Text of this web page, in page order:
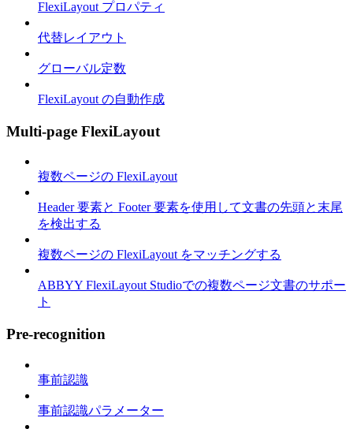
FlexiLayout プロパティ
代替レイアウト
グローバル定数
FlexiLayout の自動作成
Multi-page FlexiLayout
複数ページの FlexiLayout
Header 要素と Footer 要素を使用して文書の先頭と末尾
を検出する
複数ページの FlexiLayout をマッチングする
ABBYY FlexiLayout Studioでの複数ページ文書のサポー
ト
Pre-recognition
事前認識
事前認識パラメーター